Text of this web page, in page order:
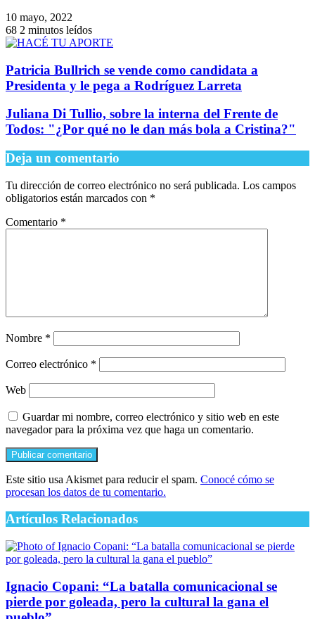
10 mayo, 2022
68 2 minutos leídos
Patricia Bullrich se vende como candidata a
Presidenta y le pega a Rodríguez Larreta
Juliana Di Tullio, sobre la interna del Frente de
Todos: "¿Por qué no le dan más bola a Cristina?"
Deja un comentario
Tu dirección de correo electrónico no será publicada. Los campos
obligatorios están marcados con *
Comentario *
Nombre *
Correo electrónico *
Web
Guardar mi nombre, correo electrónico y sitio web en este
navegador para la próxima vez que haga un comentario.
Este sitio usa Akismet para reducir el spam. Conocé cómo se
procesan los datos de tu comentario.
Artículos Relacionados
Ignacio Copani: “La batalla comunicacional se
pierde por goleada, pero la cultural la gana el